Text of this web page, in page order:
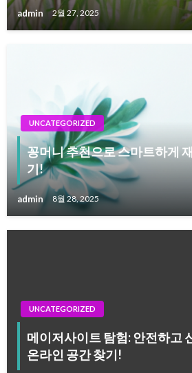
admin 2월 27, 2025
UNCATEGORIZED
꽁머니 추천으로 스마트하게
기!
admin 8월 28, 2025
UNCATEGORIZED
메이저사이트 탐험: 안전하고
온라인 공간 찾기!